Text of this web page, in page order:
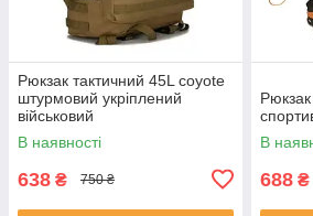
Рюкзак тактичний 45L coyote
штурмовий укріплений
військовий
В наявності
638 ₴ 750 ₴
В
688 ₴